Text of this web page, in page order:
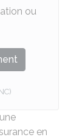
ou
en